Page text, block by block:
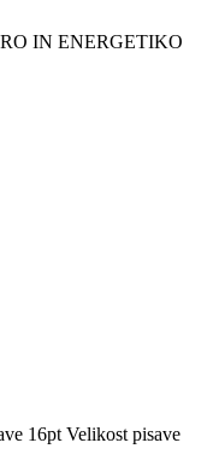
IN ENERGETIKO
16pt Velikost pisave